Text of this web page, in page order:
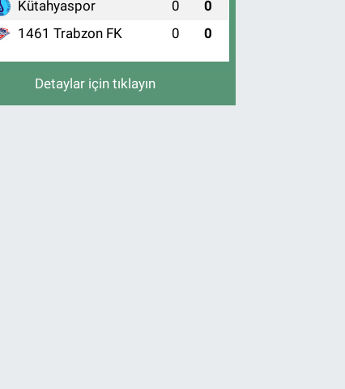
Kütahyaspor 0 0
1461 Trabzon FK 0 0
Detaylar için tıklayın